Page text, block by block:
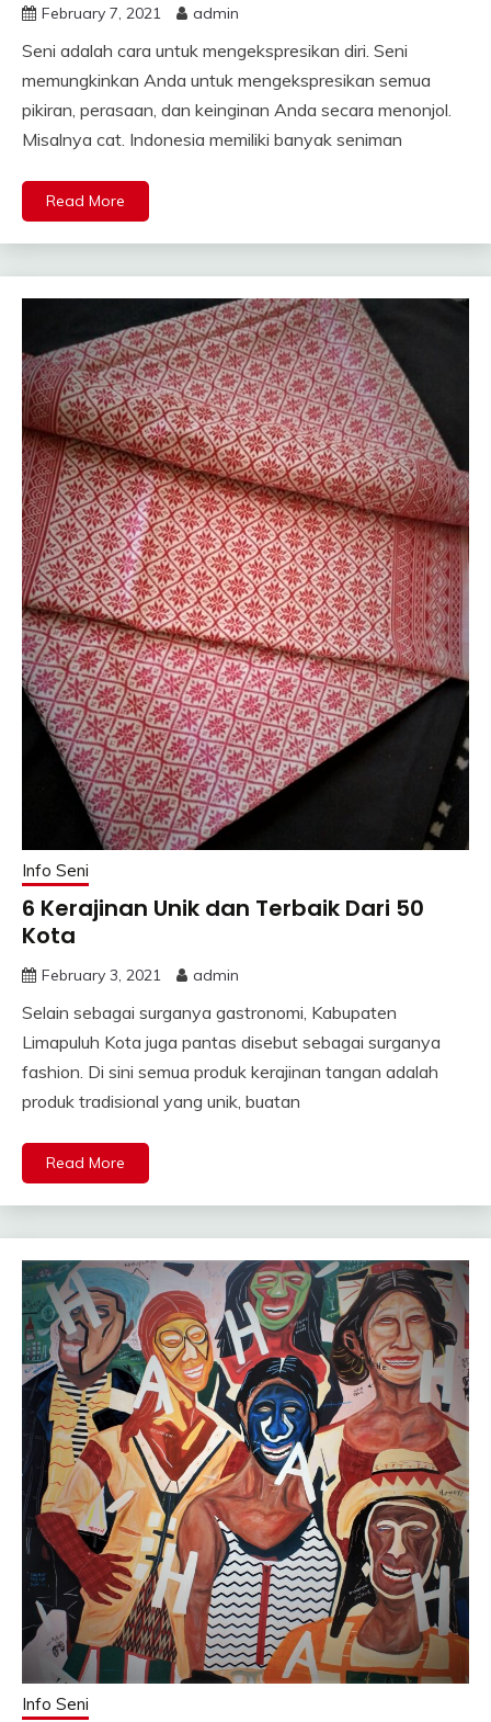
February 7, 2021 admin
Seni adalah cara untuk mengekspresikan diri. Seni
memungkinkan Anda untuk mengekspresikan semua
pikiran, perasaan, dan keinginan Anda secara menonjol.
Misalnya cat. Indonesia memiliki banyak seniman
Read More
Info Seni
6 Kerajinan Unik dan Terbaik Dari 50
Kota
February 3, 2021 admin
Selain sebagai surganya gastronomi, Kabupaten
Limapuluh Kota juga pantas disebut sebagai surganya
fashion. Di sini semua produk kerajinan tangan adalah
produk tradisional yang unik, buatan
Read More
Info Seni